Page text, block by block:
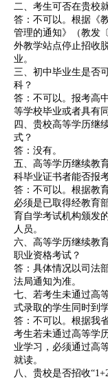
二、考生可否在贵校
答：不可以。根据《
管理的通知》（教发
外教学站点停止招收
业。
三、初中毕业生是否
科？
答：不可以。报考高
等学校毕业或者具有
四、贵校高等学历继
式？
答：没有。
五、高等学历继续教
科毕业证书者能否报
答：不可以。根据教
必须是已取得经教育
育自学考试机构颁发
人员。
六、高等学历继续教
职业资格考试？
答：具体情况以司法
法局通知为准。
七、若考生未通过高
式录取的学生同时到
答：不可以。根据我
考生若未通过高等学
业学习，必须通过高
就读。
八、贵校是否招收